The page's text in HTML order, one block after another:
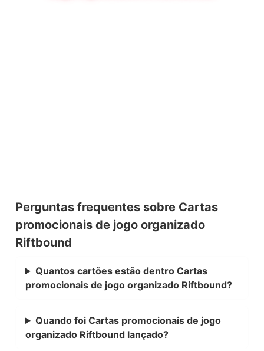
Perguntas frequentes sobre Cartas
promocionais de jogo organizado
Riftbound
Quantos cartões estão dentro Cartas
promocionais de jogo organizado Riftbound?
Quando foi Cartas promocionais de jogo
organizado Riftbound lançado?